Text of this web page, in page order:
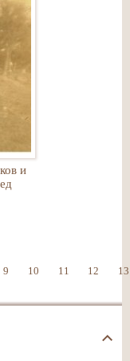
и
9 10 11 12 13